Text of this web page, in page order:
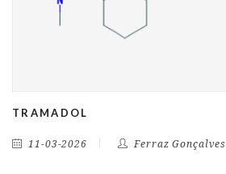
TRAMADOL
11-03-2026 Ferraz Gonçalves